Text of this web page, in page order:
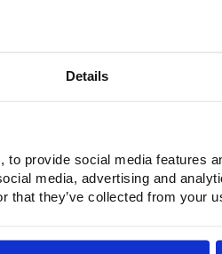
Details
provide social media features
media, advertising and
that they’ve collected from your